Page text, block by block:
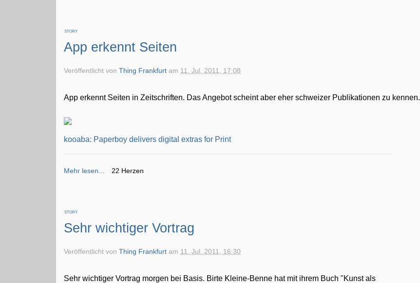
STORY
App erkennt Seiten
Veröffentlicht vonThing Frankfurt am 11. Jul. 2011, 17:08
App erkennt Seiten in Zeitschriften. Das Angebot scheint aber eher schweizer Publikationen zu kennen.
kooaba: Paperboy delivers digital extras for Print
Mehr lesen... 22 Herzen
STORY
Sehr wichtiger Vortrag
Veröffentlicht vonThing Frankfurt am 11. Jul. 2011, 16:30
Sehr wichtiger Vortrag morgen bei Basis. Birte Kleine-Benne hat mit ihrem Buch "Kunst als